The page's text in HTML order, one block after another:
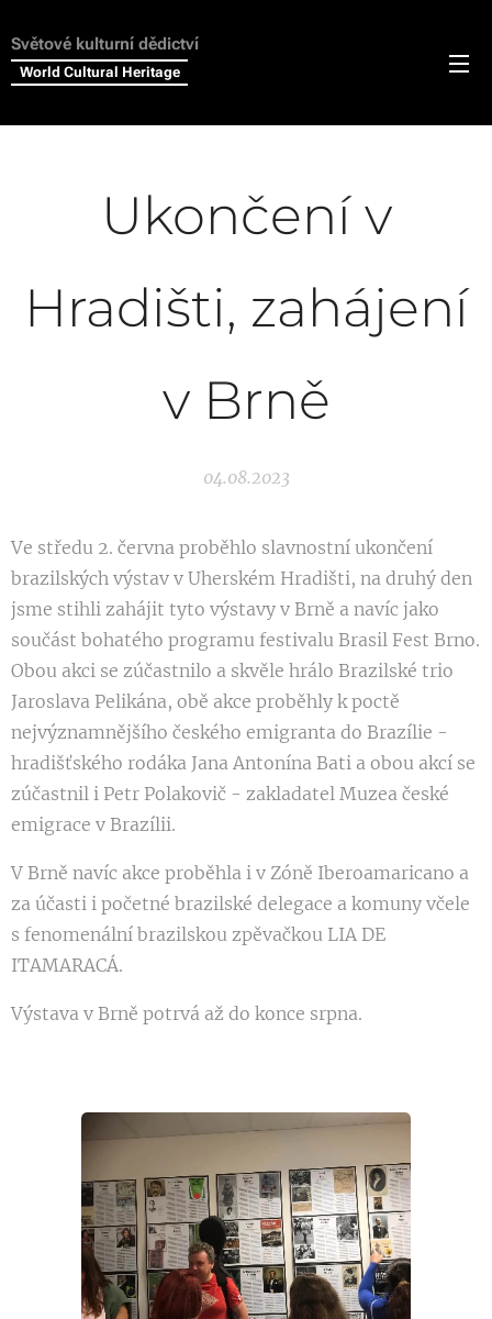
Světové kulturní dědictví
World Cultural Heritage
Ukončení v
Hradišti, zahájení
v Brně
04.08.2023
Ve středu 2. června proběhlo slavnostní ukončení
brazilských výstav v Uherském Hradišti, na druhý den
jsme stihli zahájit tyto výstavy v Brně a navíc jako
součást bohatého programu festivalu Brasil Fest Brno.
Obou akci se zúčastnilo a skvěle hrálo Brazilské trio
Jaroslava Pelikána, obě akce proběhly k poctě
nejvýznamnějšího českého emigranta do Brazílie -
hradišťského rodáka Jana Antonína Bati a obou akcí se
zúčastnil i Petr Polakovič - zakladatel Muzea české
emigrace v Brazílii.
V Brně navíc akce proběhla i v Zóně Iberoamaricano a
za účasti i početné brazilské delegace a komuny včele
s fenomenální brazilskou zpěvačkou LIA DE
ITAMARACÁ.
Výstava v Brně potrvá až do konce srpna.